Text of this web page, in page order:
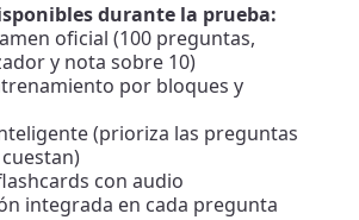
durante la prueba:
oficial (100 preguntas,
y nota sobre 10)
por bloques y
(prioriza las preguntas
con audio
integrada en cada pregunta